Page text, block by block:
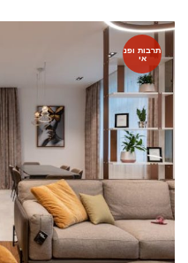
תרבות ופנ
אי